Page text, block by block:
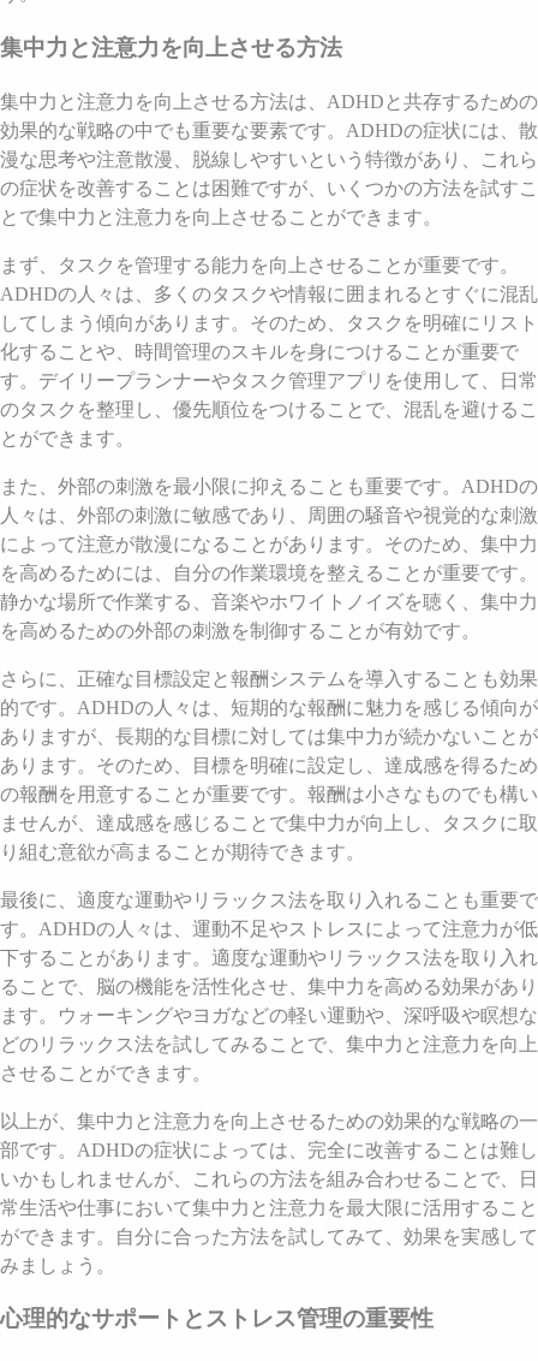
集中力と注意力を向上させる方法
集中力と注意力を向上させる方法は、ADHDと共存するための
効果的な戦略の中でも重要な要素です。ADHDの症状には、散
漫な思考や注意散漫、脱線しやすいという特徴があり、これら
の症状を改善することは困難ですが、いくつかの方法を試すこ
とで集中力と注意力を向上させることができます。
まず、タスクを管理する能力を向上させることが重要です。
ADHDの人々は、多くのタスクや情報に囲まれるとすぐに混乱
してしまう傾向があります。そのため、タスクを明確にリスト
化することや、時間管理のスキルを身につけることが重要で
す。デイリープランナーやタスク管理アプリを使用して、日常
のタスクを整理し、優先順位をつけることで、混乱を避けるこ
とができます。
また、外部の刺激を最小限に抑えることも重要です。ADHDの
人々は、外部の刺激に敏感であり、周囲の騒音や視覚的な刺激
によって注意が散漫になることがあります。そのため、集中力
を高めるためには、自分の作業環境を整えることが重要です。
静かな場所で作業する、音楽やホワイトノイズを聴く、集中力
を高めるための外部の刺激を制御することが有効です。
さらに、正確な目標設定と報酬システムを導入することも効果
的です。ADHDの人々は、短期的な報酬に魅力を感じる傾向が
ありますが、長期的な目標に対しては集中力が続かないことが
あります。そのため、目標を明確に設定し、達成感を得るため
の報酬を用意することが重要です。報酬は小さなものでも構い
ませんが、達成感を感じることで集中力が向上し、タスクに取
り組む意欲が高まることが期待できます。
最後に、適度な運動やリラックス法を取り入れることも重要で
す。ADHDの人々は、運動不足やストレスによって注意力が低
下することがあります。適度な運動やリラックス法を取り入れ
ることで、脳の機能を活性化させ、集中力を高める効果があり
ます。ウォーキングやヨガなどの軽い運動や、深呼吸や瞑想な
どのリラックス法を試してみることで、集中力と注意力を向上
させることができます。
以上が、集中力と注意力を向上させるための効果的な戦略の一
部です。ADHDの症状によっては、完全に改善することは難し
いかもしれませんが、これらの方法を組み合わせることで、日
常生活や仕事において集中力と注意力を最大限に活用すること
ができます。自分に合った方法を試してみて、効果を実感して
みましょう。
心理的なサポートとストレス管理の重要性